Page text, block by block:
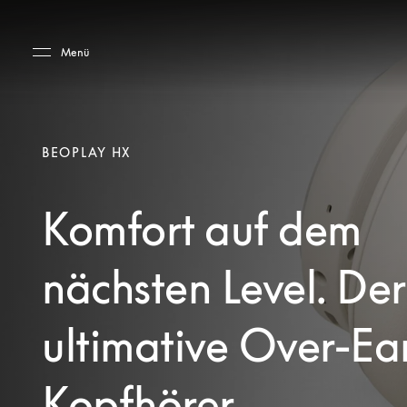
Menü
BEOPLAY HX
Komfort auf dem
nächsten Level. Der
ultimative Over-